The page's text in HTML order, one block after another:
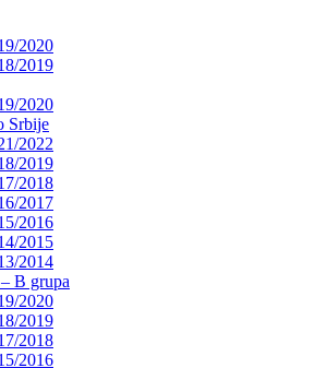
2020
2019
2020
Srbije
2022
2019
2018
2017
2016
2015
2014
B grupa
2020
2019
2018
2016